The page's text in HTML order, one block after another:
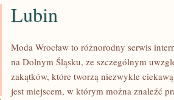
Lubin
Moda Wrocław to różnorodny serwis
na Dolnym Śląsku, ze szczególnym
zakątków, które tworzą niezwykle
jest miejscem, w którym można znaleźć